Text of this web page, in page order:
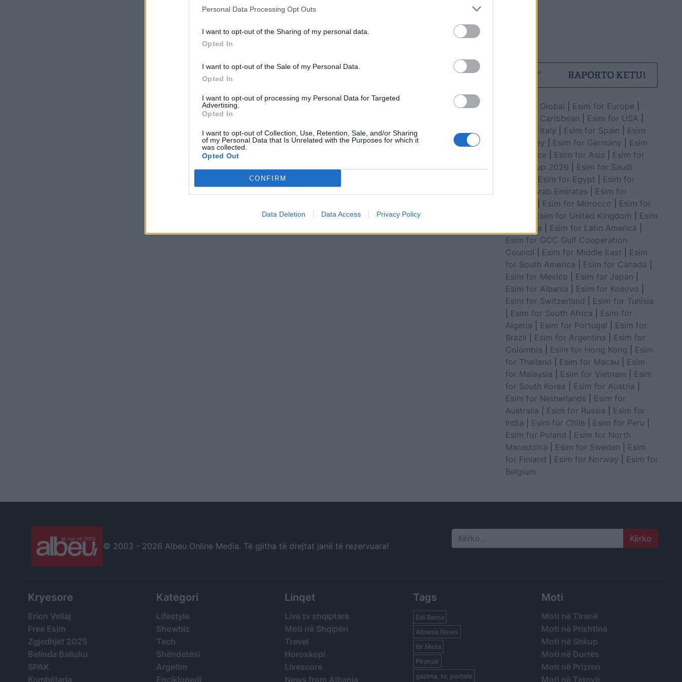
Personal Data Processing Opt Outs
I want to opt-out of the Sharing of my personal data.
Opted In
I want to opt-out of the Sale of my Personal Data.
Opted In
I want to opt-out of processing my Personal Data for Targeted
Advertising.
Opted In
I want to opt-out of Collection, Use, Retention, Sale, and/or Sharing
of my Personal Data that Is Unrelated with the Purposes for which it
was collected.
Opted Out
CONFIRM
Data Deletion Data Access Privacy Policy
Esim for Global Esim for Europe
Esim for Caribbean
Esim for USA
Esim for Italy
Esim for Spain
Esim
for Turkey
Esim for Germany
Esim
for Greece
Esim for Asia
Esim for
World Cup 2026
Esim for Saudi
Esim for Egypt
Esim for
United Arab Emirates
Esim for
Esim for Morocco
Esim for
Esim for United Kingdom
Esim
for Africa
Esim for Latin America
Esim for GCC Gulf Cooperation
Council
Esim for Middle East
Esim
for South America
Esim for Canada
Esim for Mexico
Esim for Japan
Esim for Albania
Esim for Kosovo
Esim for Switzerland
Esim for Tunisia
Esim for South Africa
Esim for
Algeria
Esim for Portugal
Esim for
Brazil
Esim for Argentina
Esim for
Colombia
Esim for Hong Kong
Esim
for Thailand
Esim for Macau
Esim
for Malaysia
Esim for Vietnam
Esim
for South Korea
Esim for Austria
Esim for Netherlands
Esim for
Australia
Esim for Russia
Esim for
India
Esim for Chile Esim for Peru
Esim for Poland
Esim for North
Macedonia
Esim for Sweden
Esim
for Finland
Esim for Norway
Esim for
Belgium
© 2003 - 2026 Albeu Online Media. Të gjitha të drejtat janë të rezervuara! Search
Kryesore
Erion Veliaj
Free Esim
Zgjedhjet 2025
Belinda Balluku
SPAK
Kombëtarja
Kategori
Lifestyle
Showbiz
Tech
Shëndetësi
Argetim
Enciklopedi
Linqet
Live tv shqiptare
Moti në Shqipëri
Travel
Horoskopi
Livescore
News from Albania
Tags
Edi Rama
Albania News
Ilir Meta
Piranjat
gazeta, tv, portale
Moti
Moti në Tiranë
Moti në Prishtinë
Moti në Shkup
Moti në Durrës
Moti në Prizren
Moti në Tetovë